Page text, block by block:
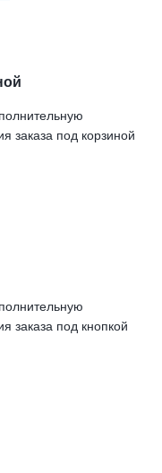
заказа под корзиной
заказа под кнопкой